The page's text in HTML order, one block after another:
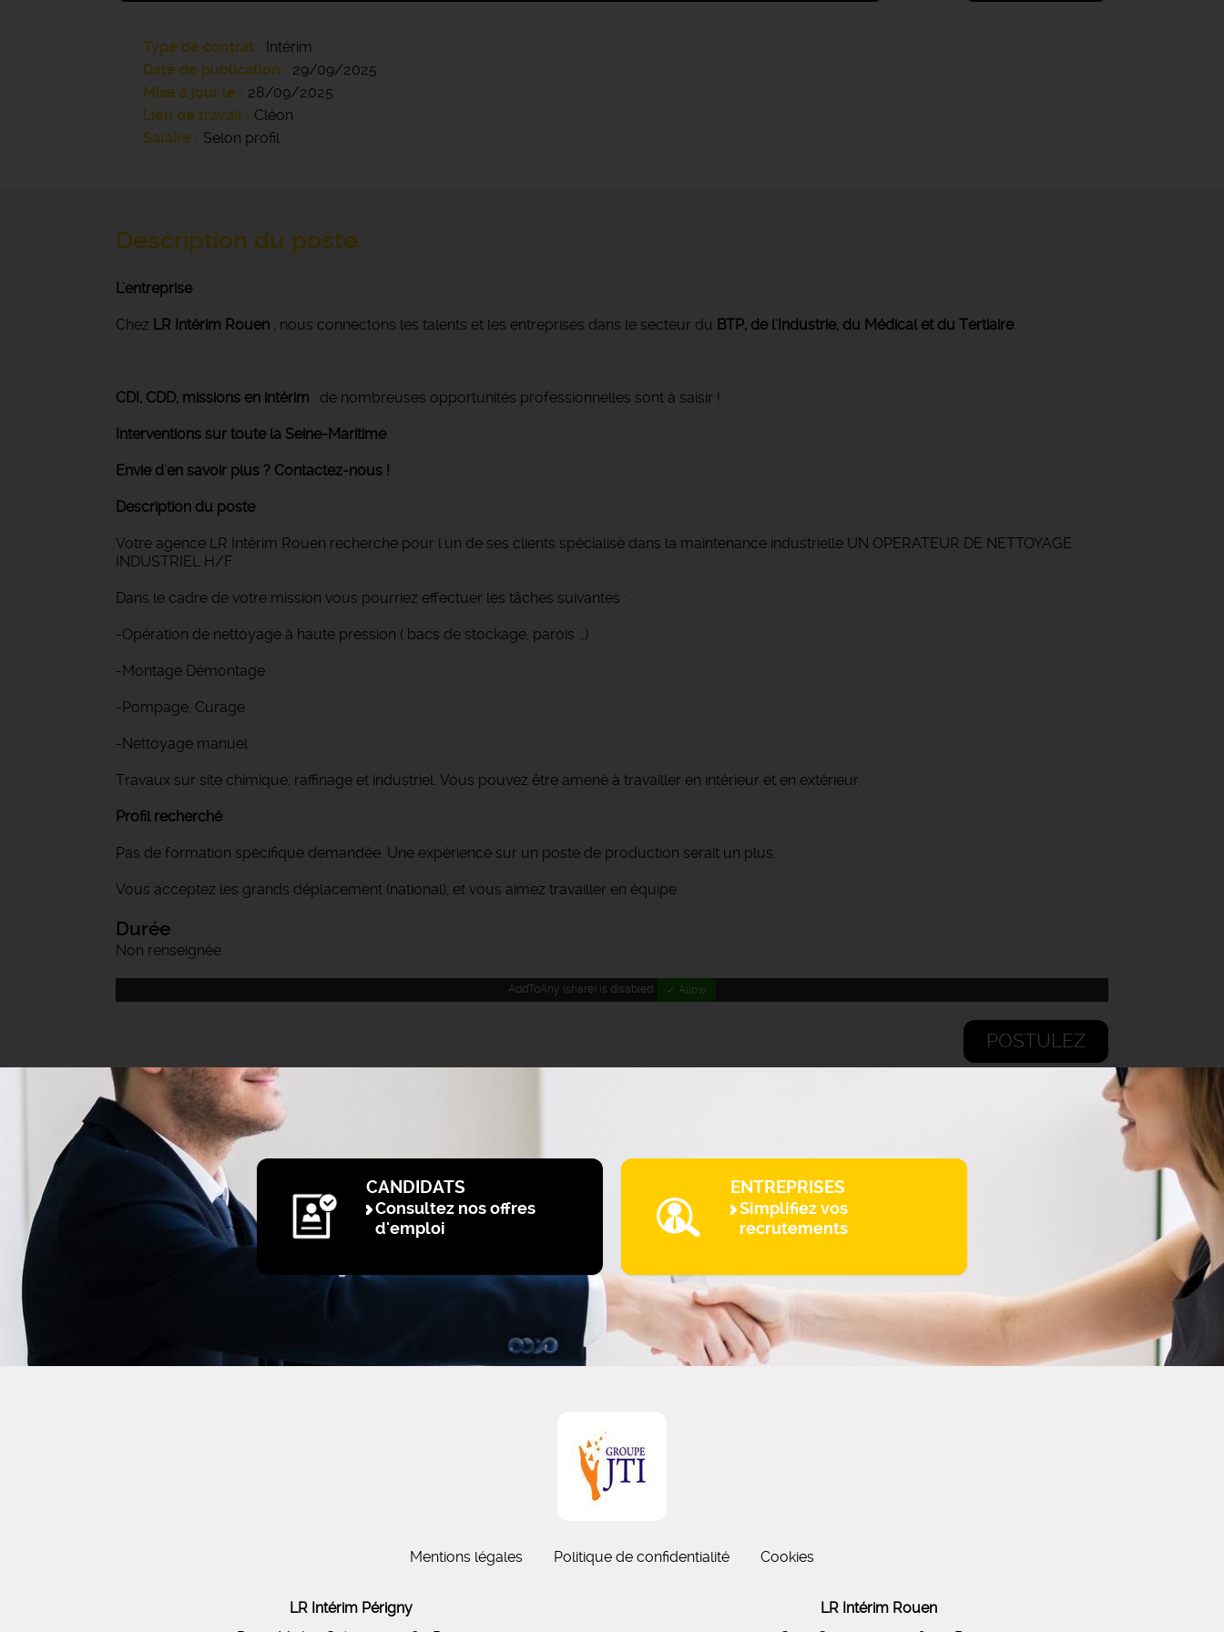
Type de contrat
Intérim
Date de publication
29/09/2025
Mise à jour le
28/09/2025
Lieu de travail
Cléon
Salaire
Selon profil
Description du poste
L'entreprise
Chez LR Intérim Rouen , nous connectons les talents et les entreprises dans le secteur du BTP, de l'Industrie, du Médical et du Tertiaire.
CDI, CDD, missions en intérim : de nombreuses opportunités professionnelles sont à saisir !
Interventions sur toute la Seine-Maritime
Envie d'en savoir plus ? Contactez-nous !
Description du poste
Votre agence LR Intérim Rouen recherche pour l'un de ses clients spécialisé dans la maintenance industrielle UN OPERATEUR DE NETTOYAGE
INDUSTRIEL H/F
Dans le cadre de votre mission vous pourriez effectuer les tâches suivantes :
-Opération de nettoyage à haute pression ( bacs de stockage, parois …)
-Montage Démontage
-Pompage, Curage
-Nettoyage manuel
Travaux sur site chimique, raffinage et industriel. Vous pouvez être amené à travailler en intérieur et en extérieur.
Profil recherché
Pas de formation spécifique demandée. Une expérience sur un poste de production serait un plus.
Vous acceptez les grands déplacement (national), et vous aimez travailler en équipe.
Durée
Non renseignée
AddToAny (share) is disabled. ✓ Allow
POSTULEZ
CANDIDATS
Consultez nos offres
d'emploi
ENTREPRISES
Simplifiez vos
recrutements
Mentions légales Politique de confidentialité Cookies
LR Intérim Périgny
LR Intérim Rouen